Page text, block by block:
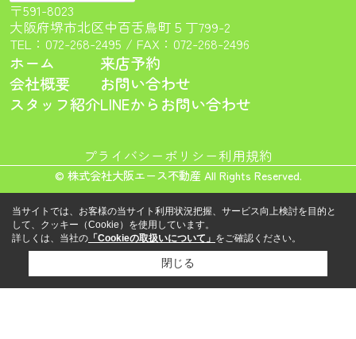
〒591-8023
大阪府堺市北区中百舌鳥町５丁799-2
TEL： 072-268-2495 / FAX：072-268-2496
ホーム
会社概要
スタッフ紹介
来店予約
お問い合わせ
LINEからお問い合わせ
プライバシーポリシー利用規約
© 株式会社大阪エース不動産 All Rights Reserved.
当サイトでは、お客様の当サイト利用状況把握、サービス向上検討を目的と
して、クッキー（Cookie）を使用しています。
詳しくは、当社の 「Cookieの取扱いについて」 をご確認ください。
閉じる